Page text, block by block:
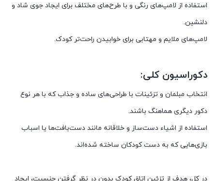
استفاده از لامپ‌های رنگی و با طرح‌های مختلف برای ایجاد جوی شاد و
دلنشین.
لامپ‌های ملایم و مهتابی برای خوابیدن راحت‌تر کودک.
دکوراسیون کلی:
انتخاب مبلمان و تزئینات با طراحی‌های ساده و جذاب که با هر نوع
دکور دیگری هماهنگ باشند.
استفاده از اشیاء دست‌ساز و خلاقانه مانند دست‌بافت‌ها یا اسباب
بازی‌هایی که به دست کودکان ساخته شده‌اند.
در کل، هدف از تزئین اتاق کودک بدون در نظر گرفتن جنسیت، ایجاد